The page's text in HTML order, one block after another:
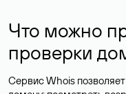
Что можно
проверки
Сервис Whois